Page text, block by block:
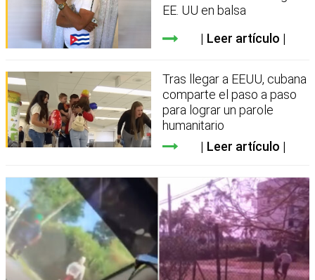
EE. UU en balsa
Leer artículo
Tras llegar a EEUU, cubana
comparte el paso a paso
para lograr un parole
humanitario
Leer artículo